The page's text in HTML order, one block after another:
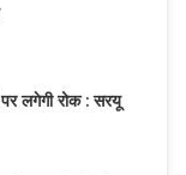
लगेगी रोक : सरयू